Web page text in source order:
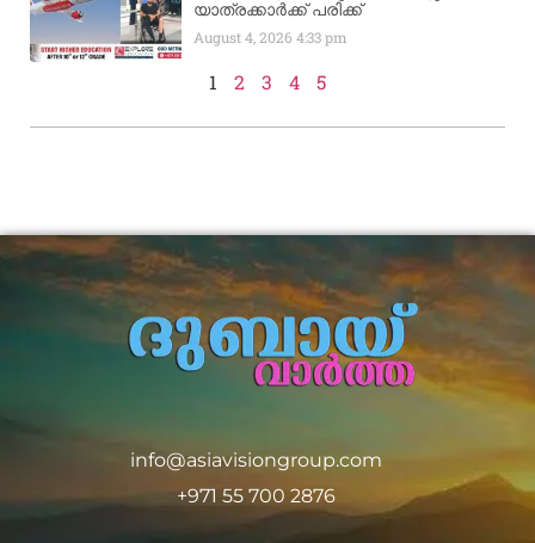
യാത്രക്കാര്‍ക്ക് പരിക്ക്
August 4, 20264:33 pm
1 2 3 4 5
info@asiavisiongroup.com
+971 55 700 2876